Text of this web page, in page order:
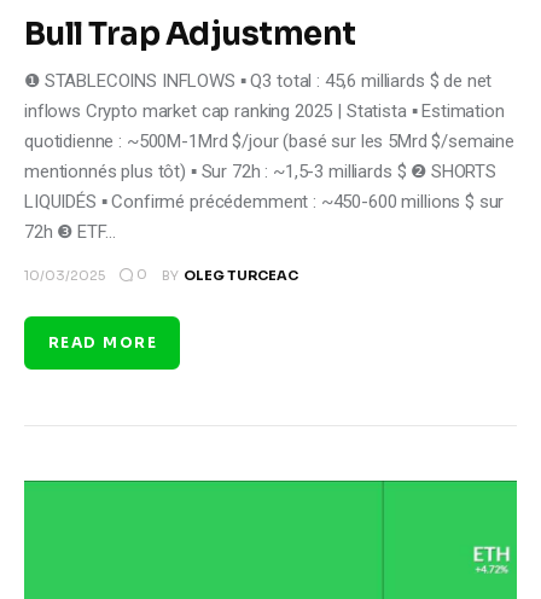
Bull Trap Adjustment
❶ STABLECOINS INFLOWS ▪ Q3 total : 45,6 milliards $ de net
inflows Crypto market cap ranking 2025 | Statista ▪ Estimation
quotidienne : ~500M-1Mrd $/jour (basé sur les 5Mrd $/semaine
mentionnés plus tôt) ▪ Sur 72h : ~1,5-3 milliards $ ❷ SHORTS
LIQUIDÉS ▪ Confirmé précédemment : ~450-600 millions $ sur
72h ❸ ETF…
10/03/2025 0 BY OLEG TURCEAC
READ MORE